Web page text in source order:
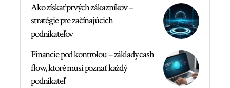
Ako získať prvých zákazníkov –
stratégie pre začínajúcich
podnikateľov
Financie pod kontrolou – základy cash
flow, ktoré musí poznať každý
podnikateľ